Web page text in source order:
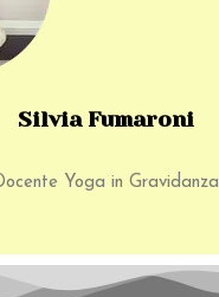
Silvia Fumaroni
Yoga in Gravidanza